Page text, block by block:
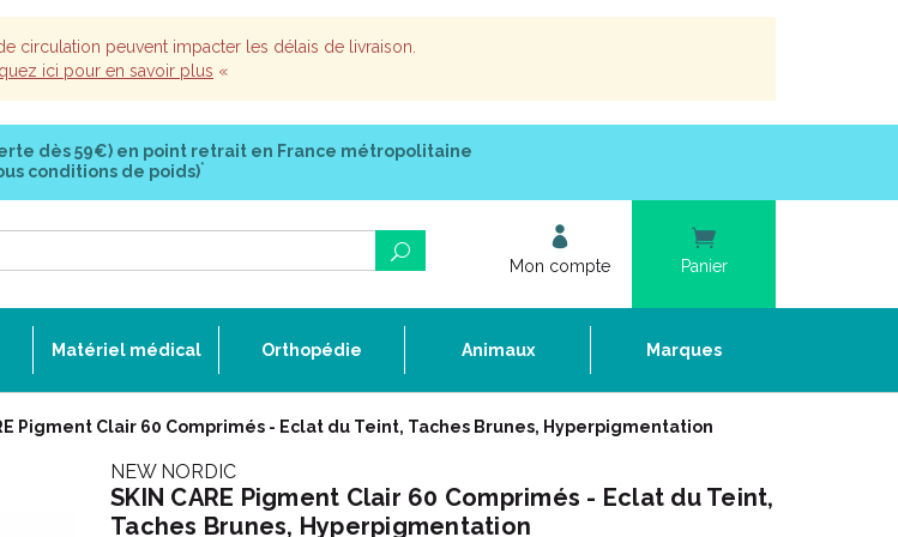
circulation peuvent impacter les délais de livraison.
ici pour en savoir plus «
dès 59€) en point retrait en France métropolitaine
conditions de poids)*
Mon compte Panier
Matériel médical Orthopédie Animaux Marques
Pigment Clair 60 Comprimés - Eclat du Teint, Taches Brunes, Hyperpigmentation
NEW NORDIC
SKIN CARE Pigment Clair 60 Comprimés - Eclat du Teint,
Taches Brunes, Hyperpigmentation